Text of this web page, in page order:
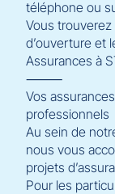
téléphone ou
Vous trouverez
d’ouverture et
Assurances à
⸻
Vos
professionnels
Au sein de
nous vous
projets
Pour les